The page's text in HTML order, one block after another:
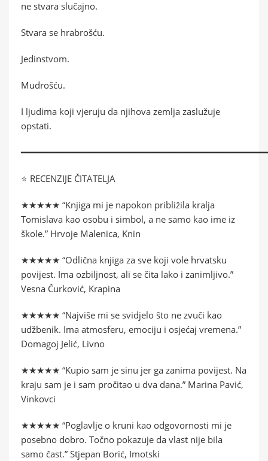
ne stvara slučajno.
Stvara se hrabrošću.
Jedinstvom.
Mudrošću.
I ljudima koji vjeruju da njihova zemlja zaslužuje
opstati.
⭐ RECENZIJE ČITATELJA
★★★★★ “Knjiga mi je napokon približila kralja
Tomislava kao osobu i simbol, a ne samo kao ime iz
škole.” Hrvoje Malenica, Knin
★★★★★ “Odlična knjiga za sve koji vole hrvatsku
povijest. Ima ozbiljnost, ali se čita lako i zanimljivo.”
Vesna Čurković, Krapina
★★★★★ “Najviše mi se svidjelo što ne zvuči kao
udžbenik. Ima atmosferu, emociju i osjećaj vremena.”
Domagoj Jelić, Livno
★★★★★ “Kupio sam je sinu jer ga zanima povijest. Na
kraju sam je i sam pročitao u dva dana.” Marina Pavić,
Vinkovci
★★★★★ “Poglavlje o kruni kao odgovornosti mi je
posebno dobro. Točno pokazuje da vlast nije bila
samo čast.” Stjepan Borić, Imotski